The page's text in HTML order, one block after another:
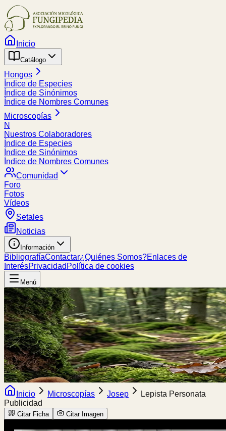
Inicio
Catálogo
Hongos
Índice de Especies
Índice de Sinónimos
Índice de Nombres Comunes
Microscopías
N
Nuestros Colaboradores
Índice de Especies
Índice de Sinónimos
Índice de Nombres Comunes
Comunidad
Foro
Fotos
Vídeos
Setales
Noticias
Información
BibliografíaContactar¿Quiénes Somos?Enlaces de
InterésPrivacidad Política de cookies
Menú
Inicio Microscopías Josep
Lepista Personata
Publicidad
Citar Ficha Citar Imagen